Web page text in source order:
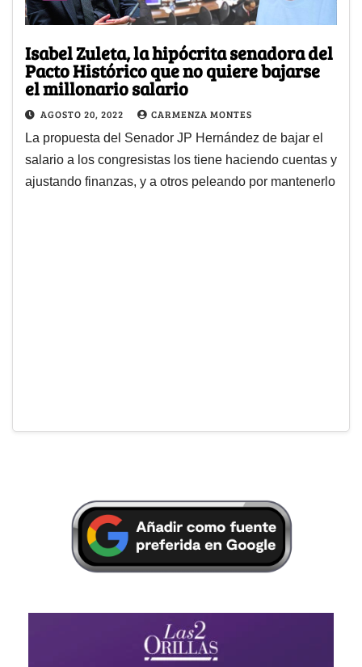
Isabel Zuleta, la hipócrita senadora del
Pacto Histórico que no quiere bajarse
el millonario salario
AGOSTO 20, 2022 CARMENZA MONTES
La propuesta del Senador JP Hernández de bajar el
salario a los congresistas los tiene haciendo cuentas y
ajustando finanzas, y a otros peleando por mantenerlo